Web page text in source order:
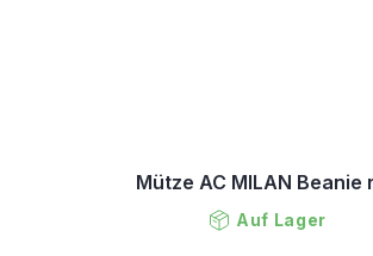
Mütze AC MILAN Beanie
Auf Lager